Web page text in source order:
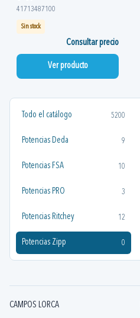
Todo el catálogo 5200
Potencias Deda 9
Potencias FSA 10
Potencias PRO 3
Potencias Ritchey 12
Potencias Zipp 0
41713487100
Sin stock
Consultar precio
Ver producto
CAMPOS LORCA